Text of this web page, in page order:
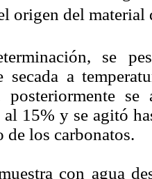
origen del material
se
secada a
posteriormente
15% y se agitó
de los carbonatos.
con agua